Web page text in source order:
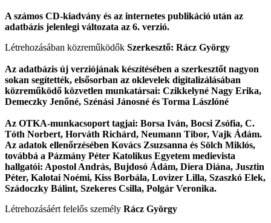
A számos CD-kiadvány és az internetes publikáció után az
adatbázis jelenlegi változata az 6. verzió.
Létrehozásában közreműködők Szerkesztő: Rácz György
Az adatbázis új verziójának készítésében a szerkesztőt nagyon
sokan segítették, elsősorban az oklevelek digitalizálásában
közreműködő közvetlen munkatársai: Czikkelyné Nagy Erika,
Demeczky Jenőné, Szénási Jánosné és Torma Lászlóné
Az OTKA-munkacsoport tagjai: Borsa Iván, Bocsi Zsófia, C.
Tóth Norbert, Horváth Richárd, Neumann Tibor, Vajk Ádám.
Az adatok ellenőrzésében Kovács Zsuzsanna és Sölch Miklós,
továbbá a Pázmány Péter Katolikus Egyetem medievista
hallgatói: Apostol András, Bujdosó Ádám, Diera Diána, Jusztin
Péter, Kalotai Noémi, Kiss Borbála, Lovizer Lilla, Szaszkó Elek,
Szádoczky Bálint, Szekeres Csilla, Polgár Veronika.
Létrehozásáért felelős személy Rácz György